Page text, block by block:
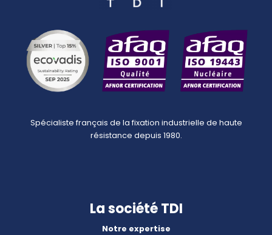
Spécialiste français de la fixation industrielle de haute
résistance depuis 1980.
La société TDI
Notre expertise